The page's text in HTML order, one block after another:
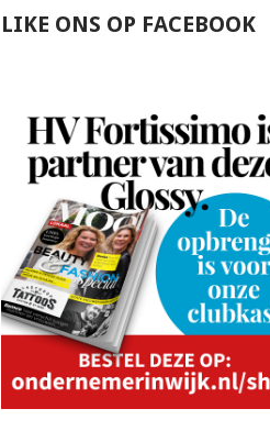
LIKE ONS OP FACEBOOK